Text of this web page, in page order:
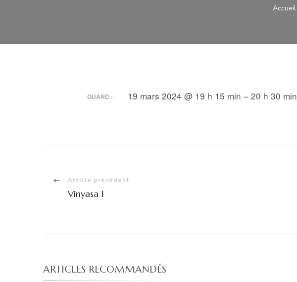
Accueil
QUAND : 19 mars 2024 @ 19 h 15 min – 20 h 30 min
Navigation
Article précédent
Vinyasa I
ARTICLES RECOMMANDÉS